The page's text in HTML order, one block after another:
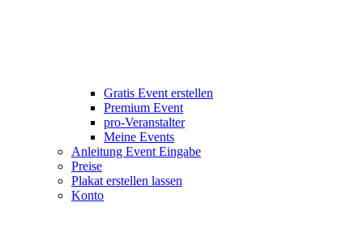
Gratis Event erstellen
Premium Event
pro-Veranstalter
Meine Events
Anleitung Event Eingabe
Preise
Plakat erstellen lassen
Konto